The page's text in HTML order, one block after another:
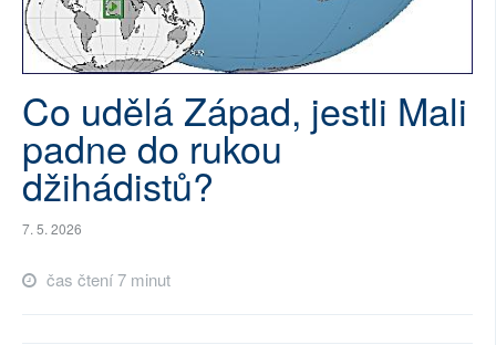
RUBRIKY
PLNÁ VERZE STRÁNEK
Co udělá Západ, jestli Mali
padne do rukou
džihádistů?
7. 5. 2026
čas čtení 7 minut